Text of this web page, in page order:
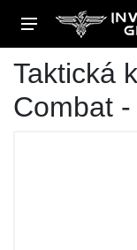
Taktická
Combat